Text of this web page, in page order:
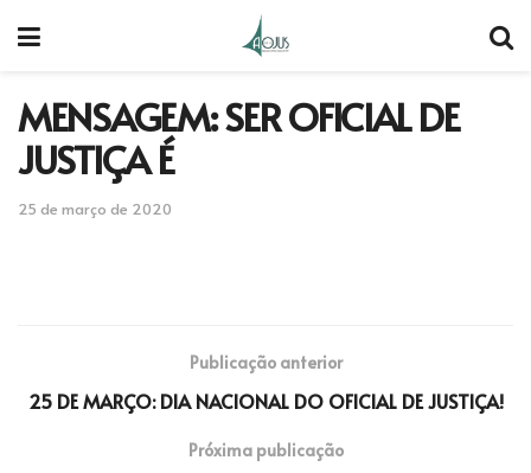
MENSAGEM: SER OFICIAL DE
JUSTIÇA É
25 de março de 2020
Publicação anterior
25 DE MARÇO: DIA NACIONAL DO OFICIAL DE JUSTIÇA!
Próxima publicação